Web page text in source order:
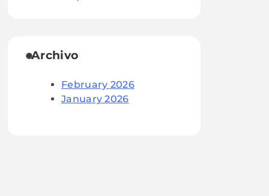
Archivo
February 2026
January 2026